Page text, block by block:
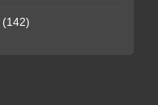
(142)